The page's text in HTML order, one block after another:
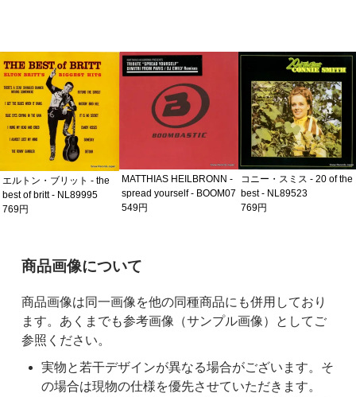
エルトン・ブリット - the
best of britt - NL89995
769円
MATTHIAS HEILBRONN -
spread yourself - BOOM07
549円
コニー・スミス - 20 of the
best - NL89523
769円
ご購入前の注意事項
商品画像について
商品画像は同一画像を他の同種商品にも併用しており
ます。あくまでも参考画像（サンプル画像）としてご
参照ください。
実物と若干デザインが異なる場合がございます。そ
の場合は現物の仕様を優先させていただきます。